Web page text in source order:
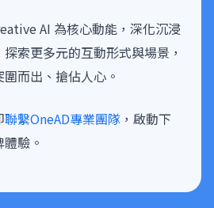
AI 為核心動能，深化沉浸
索更多元的互動形式與場景，
而出、搶佔人心。
聯繫OneAD專業團隊 ，啟動下
驗。